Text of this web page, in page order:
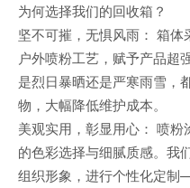
为何选择我们的回收箱？
坚不可摧，无惧风雨： 箱
户外喷粉工艺，赋予产品超
是烈日暴晒还是严寒雨雪，
物，大幅降低维护成本。
美观实用，彰显用心： 喷
的色彩选择与细腻质感。我
组织形象，进行个性化定